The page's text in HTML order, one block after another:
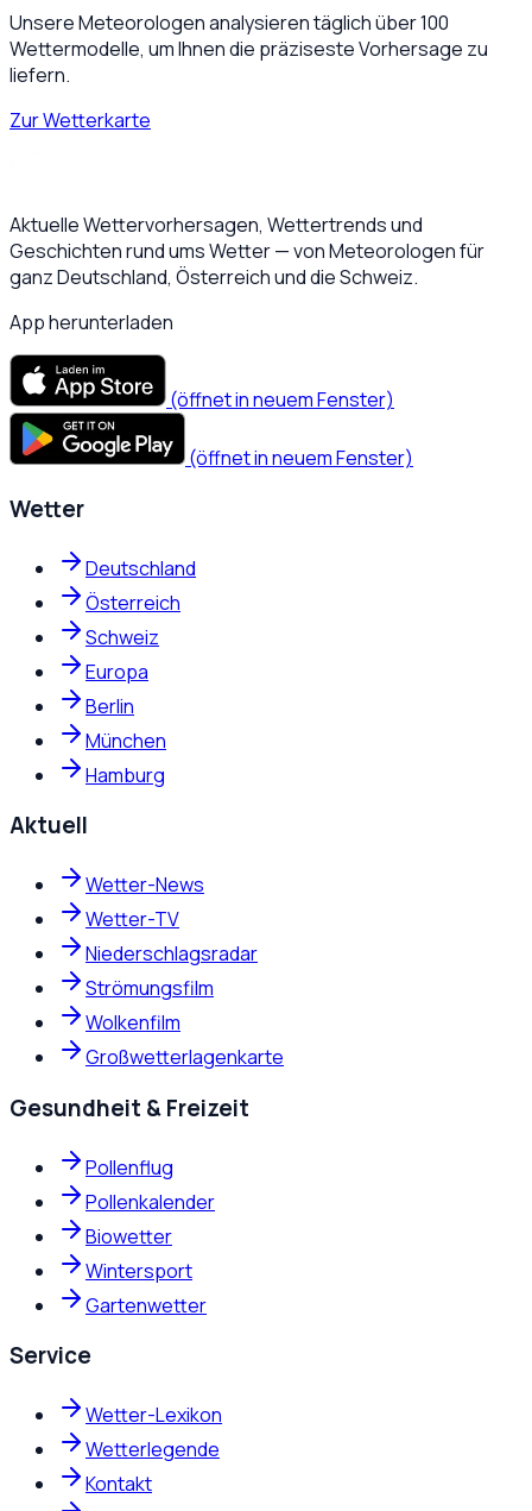
Unsere Meteorologen analysieren täglich über 100
Wettermodelle, um Ihnen die präziseste Vorhersage zu
liefern.
Zur Wetterkarte
Aktuelle Wettervorhersagen, Wettertrends und
Geschichten rund ums Wetter — von Meteorologen für
ganz Deutschland, Österreich und die Schweiz.
App herunterladen
(öffnet in neuem Fenster)
(öffnet in neuem Fenster)
Wetter
Deutschland
Österreich
Schweiz
Europa
Berlin
München
Hamburg
Aktuell
Wetter-News
Wetter-TV
Niederschlagsradar
Strömungsfilm
Wolkenfilm
Großwetterlagenkarte
Gesundheit & Freizeit
Pollenflug
Pollenkalender
Biowetter
Wintersport
Gartenwetter
Service
Wetter-Lexikon
Wetterlegende
Kontakt